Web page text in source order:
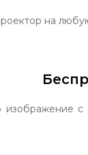
на
изображение